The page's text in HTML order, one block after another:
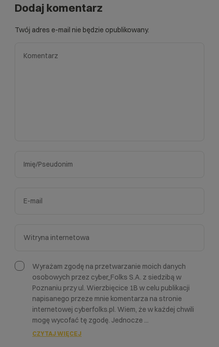
Dodaj komentarz
Twój adres e-mail nie będzie opublikowany.
Wyrażam zgodę na przetwarzanie moich danych
osobowych przez cyber_Folks S.A. z siedzibą w
Poznaniu przy ul. Wierzbięcice 1B w celu publikacji
napisanego przeze mnie komentarza na stronie
internetowej cyberfolks.pl. Wiem, że w każdej chwili
mogę wycofać tę zgodę. Jednocze ...
CZYTAJ WIĘCEJ